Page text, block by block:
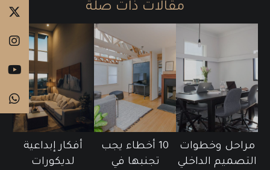
مقالات ذات صلة
مراحل وخطوات
التصميم الداخلي
10 أخطاء يجب
تجنبها في
أفكار إبداعية
لديكورات